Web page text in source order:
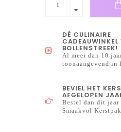
DÉ CULINAIRE
CADEAUWINKEL
BOLLENSTREEK!
Al meer dan 10
toonaangevend in
BEVIEL HET
AFGELOPEN
Bestel dan dit jaar
Smaakvol